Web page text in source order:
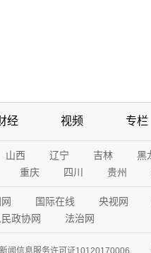
经 视频 专栏
山西 辽宁 吉林 黑
重庆 四川 贵州
国际在线 央视网
民政协网 法治网
闻信息服务许可证10120170006